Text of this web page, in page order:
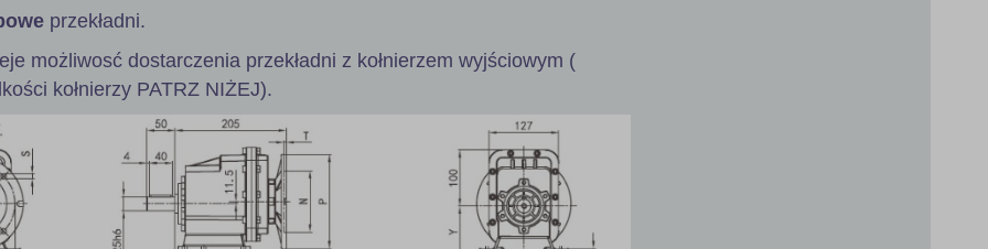
przekładni.
możliwosć dostarczenia przekładni z kołnierzem wyjściowym (
kołnierzy PATRZ NIŻEJ).